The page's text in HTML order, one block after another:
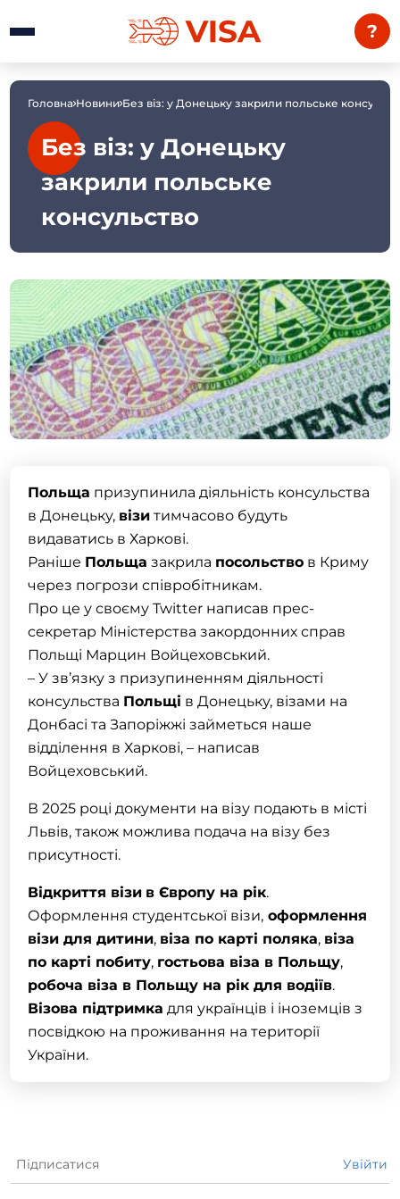
?
Головна Новини Без віз: у Донецьку закрили польське
Без віз: у Донецьку
закрили польське
консульство
Польща призупинила діяльність консульства
в Донецьку, візи тимчасово будуть
видаватись в Харкові.
Раніше Польща закрила посольство в Криму
через погрози співробітникам.
Про це у своєму Twitter написав прес-
секретар Міністерства закордонних справ
Польщі Марцин Войцеховський.
– У зв’язку з призупиненням діяльності
консульства Польщі в Донецьку, візами на
Донбасі та Запоріжжі займеться наше
відділення в Харкові, – написав
Войцеховський.
В 2025 році документи на візу подають в місті
Львів, також можлива подача на візу без
присутності.
Відкриття візи в Європу на рік.
Оформлення студентської візи, оформлення
візи для дитини, віза по карті поляка, віза
по карті побиту, гостьова віза в Польщу,
робоча віза в Польщу на рік для водіїв.
Візова підтримка для українців і іноземців з
посвідкою на проживання на території
України.
Підписатися Увійти